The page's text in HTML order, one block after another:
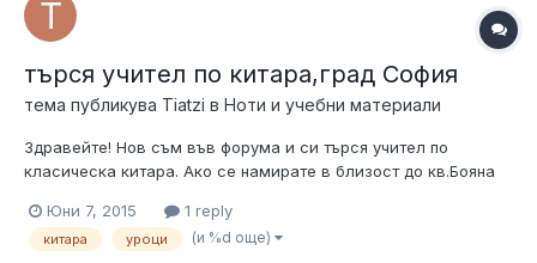
търся учител по китара,град София
тема публикува Tiatzi в Ноти и учебни материали
Здравейте! Нов съм във форума и си търся учител по
класическа китара. Ако се намирате в близост до кв.Бояна
за левичари от 2 години и за сега съм се учил единствено от
интернет и книги. Бих искал да се запиша на уроци, за да си
Юни 7, 2015 1 reply
китара уроци (и %d още)